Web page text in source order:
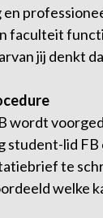
en
faculteit
jij denkt
wordt
student-lid
te
welke